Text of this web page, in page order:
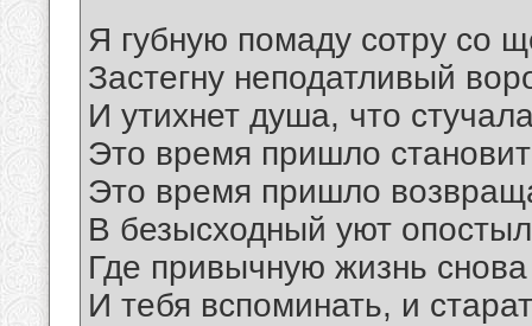
Я губную помаду сотру со
Застегну неподатливый
И утихнет душа, что
Это время пришло
Это время пришло
В безысходный уют
Где привычную жизнь
И тебя вспоминать, и